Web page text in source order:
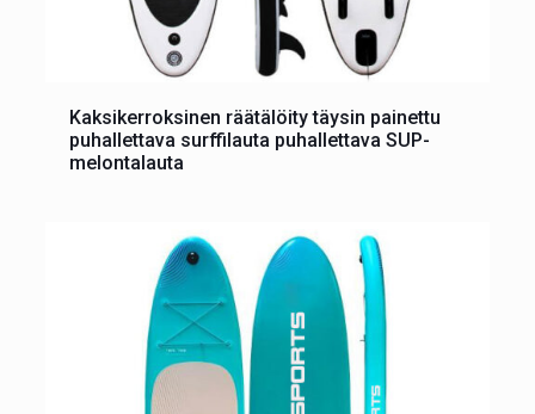
Kaksikerroksinen räätälöity täysin painettu
puhallettava surffilauta puhallettava SUP-
melontalauta